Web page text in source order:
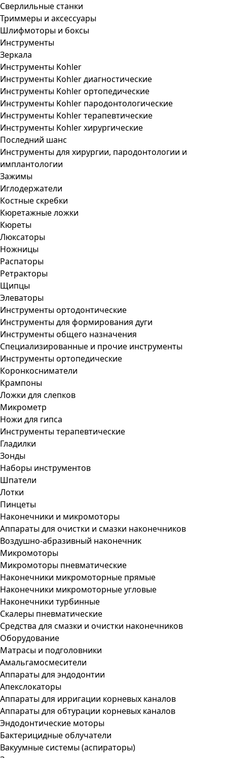
Сверлильные станки
Триммеры и аксессуары
Шлифмоторы и боксы
Инструменты
Зеркала
Инструменты Kohler
Инструменты Kohler диагностические
Инструменты Kohler ортопедические
Инструменты Kohler пародонтологические
Инструменты Kohler терапевтические
Инструменты Kohler хирургические
Последний шанс
Инструменты для хирургии, пародонтологии и
имплантологии
Зажимы
Иглодержатели
Костные скребки
Кюретажные ложки
Кюреты
Люксаторы
Ножницы
Распаторы
Ретракторы
Щипцы
Элеваторы
Инструменты ортодонтические
Инструменты для формирования дуги
Инструменты общего назначения
Специализированные и прочие инструменты
Инструменты ортопедические
Коронкосниматели
Крампоны
Ложки для слепков
Микрометр
Ножи для гипса
Инструменты терапевтические
Гладилки
Зонды
Наборы инструментов
Шпатели
Лотки
Пинцеты
Наконечники и микромоторы
Аппараты для очистки и смазки наконечников
Воздушно-абразивный наконечник
Микромоторы
Микромоторы пневматические
Наконечники микромоторные прямые
Наконечники микромоторные угловые
Наконечники турбинные
Скалеры пневматические
Средства для смазки и очистки наконечников
Оборудование
Матрасы и подголовники
Амальгамосмесители
Аппараты для эндодонтии
Апекслокаторы
Аппараты для ирригации корневых каналов
Аппараты для обтурации корневых каналов
Эндодонтические моторы
Бактерицидные облучатели
Вакуумные системы (аспираторы)